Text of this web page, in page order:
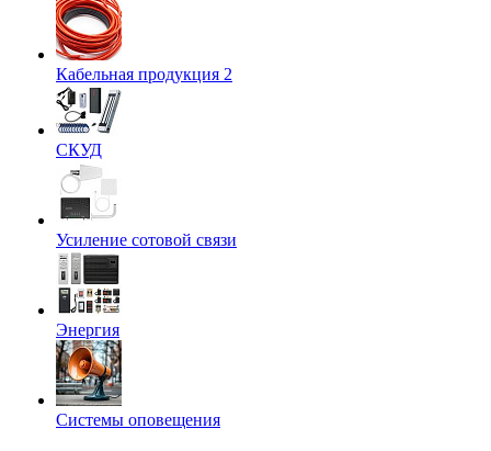
Кабельная продукция 2
СКУД
Усиление сотовой связи
Энергия
Системы оповещения